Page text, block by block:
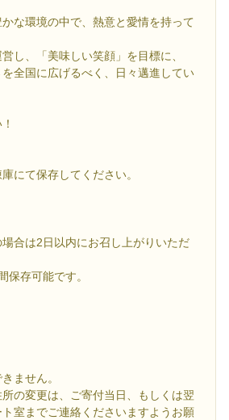
な環境の中で、熱意と愛情を持って
し、「美味しい笑顔」を目標に、
全国に広げるべく、日々邁進してい
にて保存してください。
合は2日以内にお召し上がりいただ
存可能です。
ません。
の変更は、ご寄付当日、もしくは翌
室までご連絡くださいますようお願